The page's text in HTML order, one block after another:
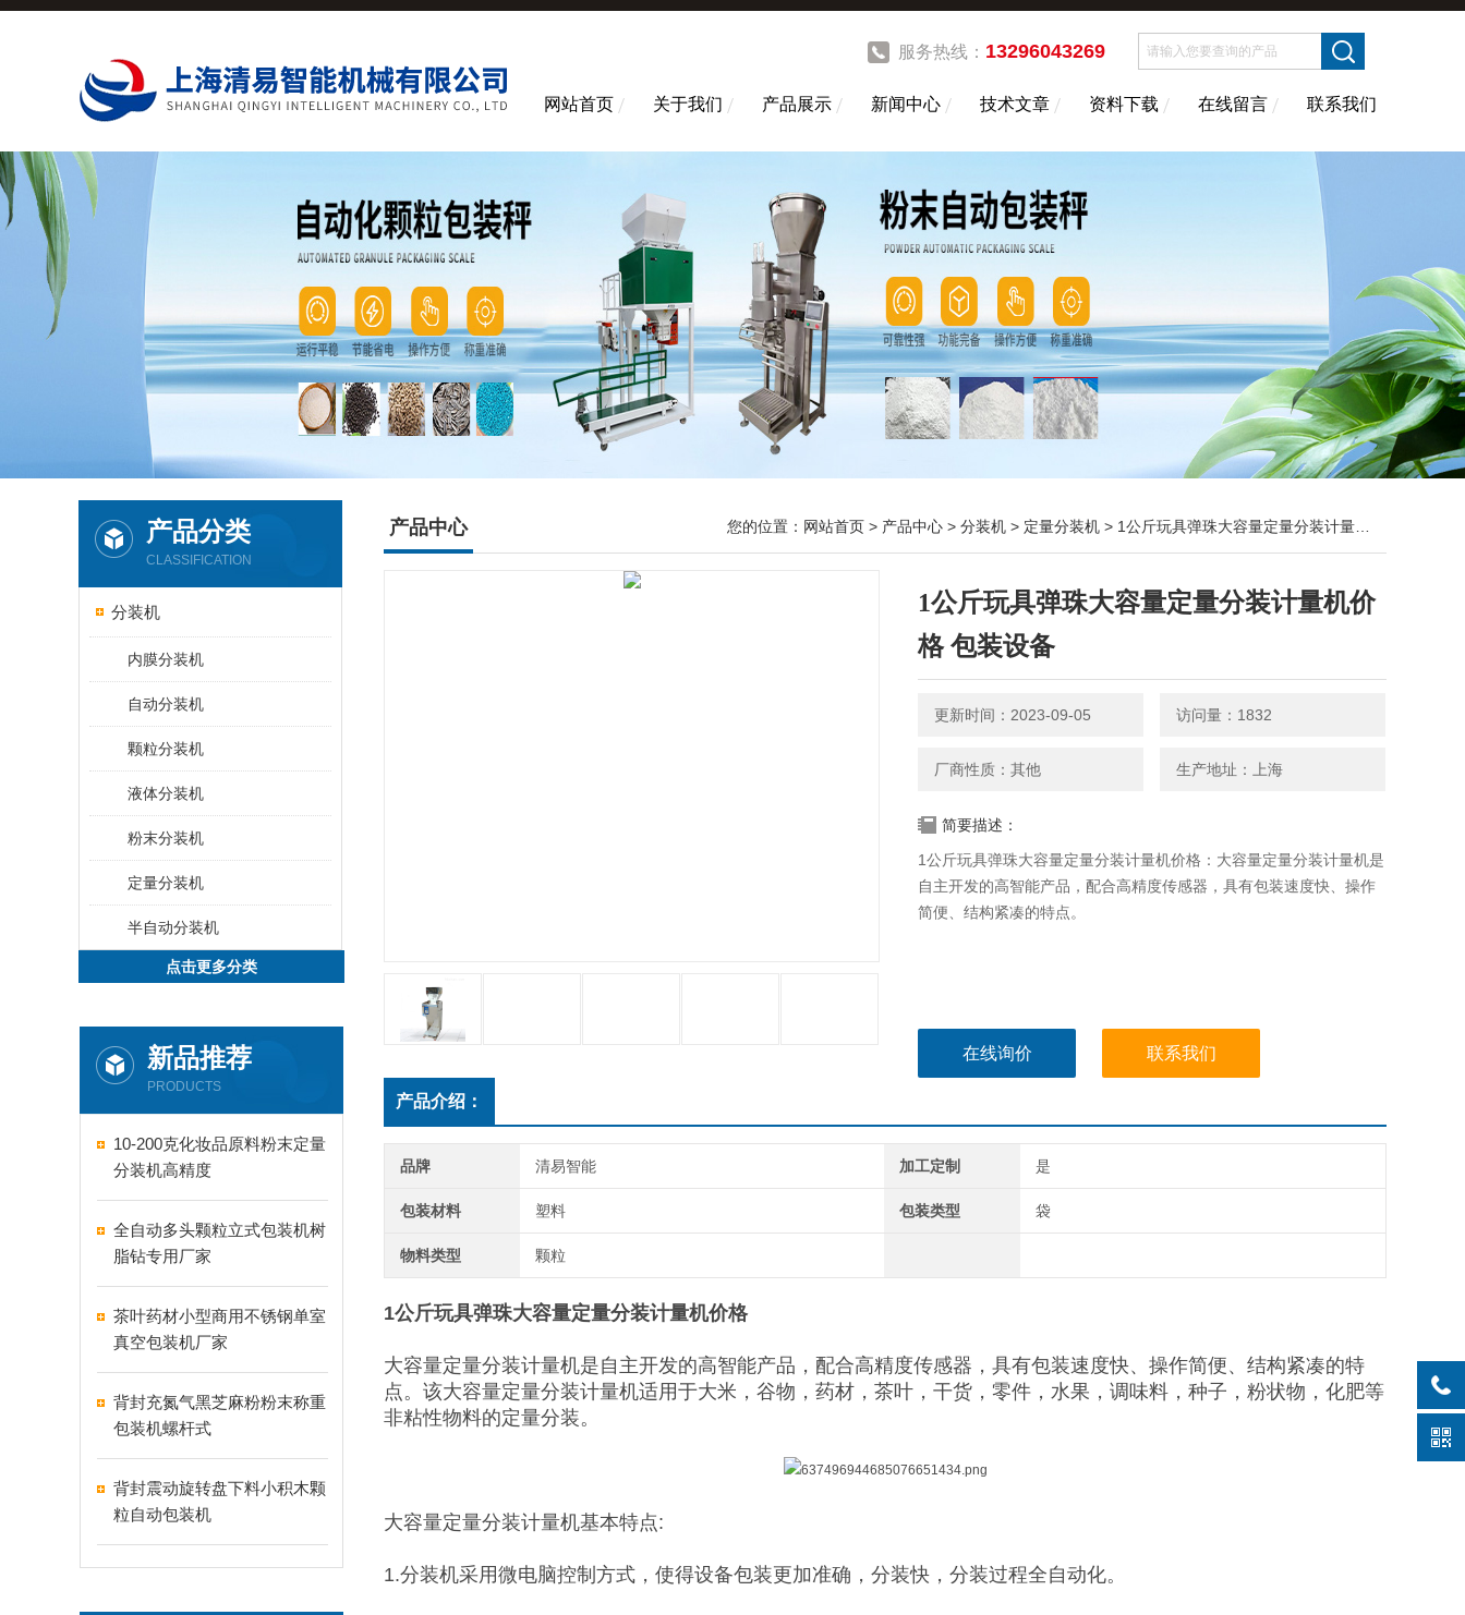
服务热线： 13296043269
网站首页 关于我们 产品展示 新闻中心 技术文章 资料下载 在线留言 联系我们
产品分类
CLASSIFICATION
分装机
内膜分装机
自动分装机
颗粒分装机
液体分装机
粉末分装机
定量分装机
半自动分装机
点击更多分类
新品推荐
PRODUCTS
10-200克化妆品原料粉末定量
分装机高精度
全自动多头颗粒立式包装机树
脂钻专用厂家
茶叶药材小型商用不锈钢单室
真空包装机厂家
背封充氮气黑芝麻粉粉末称重
包装机螺杆式
背封震动旋转盘下料小积木颗
粒自动包装机
产品中心 您的位置： 网站首页 > 产品中心 > 分装机 > 定量分装机 > 1公斤玩具弹珠大容量定量分装计量机价格 包装设备
1公斤玩具弹珠大容量定量分装计量机价
格 包装设备
更新时间：2023-09-05 访问量：1832
厂商性质：其他 生产地址：上海
简要描述：
1公斤玩具弹珠大容量定量分装计量机价格：大容量定量分装计量机​是
自主开发的高智能产品，配合高精度传感器，具有包装速度快、操作
简便、结构紧凑的特点。
在线询价 联系我们
产品介绍：
品牌 清易智能 加工定制 是
包装材料 塑料 包装类型 袋
物料类型 颗粒
1公斤玩具弹珠大容量定量分装计量机价格
大容量定量分装计量机是自主开发的高智能产品，配合高精度传感器，具有包装速度快、操作简便、结构紧凑的特
点。该大容量定量分装计量机适用于大米，谷物，药材，茶叶，干货，零件，水果，调味料，种子，粉状物，化肥等
非粘性物料的定量分装。
大容量定量分装计量机基本特点:
1.分装机采用微电脑控制方式，使得设备包装更加准确，分装快，分装过程全自动化。